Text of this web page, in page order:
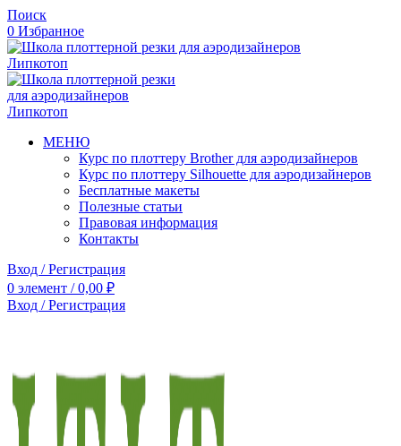
Поиск
0 Избранное
МЕНЮ
Курс по плоттеру Brother для аэродизайнеров
Курс по плоттеру Silhouette для аэродизайнеров
Бесплатные макеты
Полезные статьи
Правовая информация
Контакты
Вход / Регистрация
0 элемент / 0,00 ₽
Вход / Регистрация